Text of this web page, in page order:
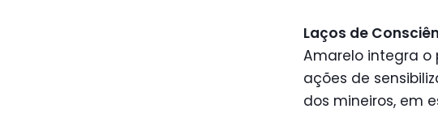
Laços de
Amarelo integra o
ações de
dos mineiros, em